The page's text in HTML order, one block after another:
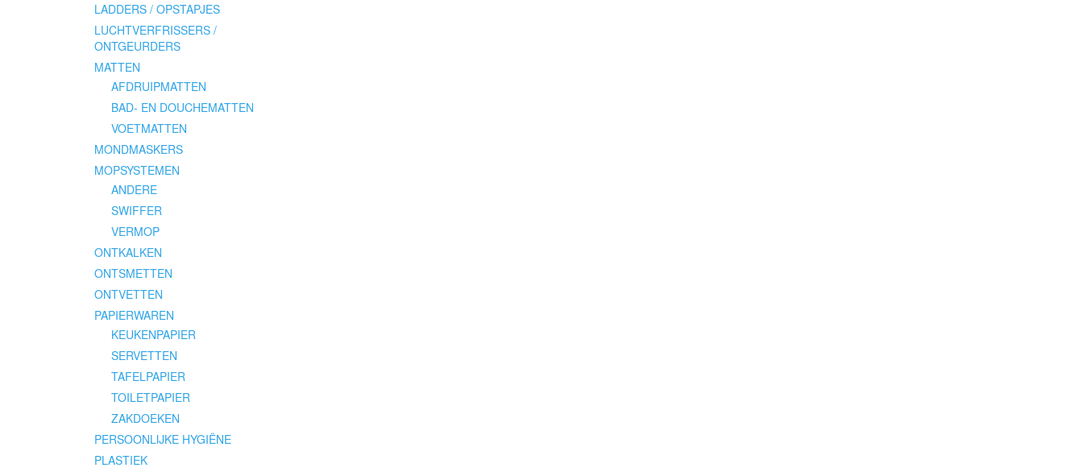
LADDERS / OPSTAPJES
LUCHTVERFRISSERS /
ONTGEURDERS
MATTEN
AFDRUIPMATTEN
BAD- EN DOUCHEMATTEN
VOETMATTEN
MONDMASKERS
MOPSYSTEMEN
ANDERE
SWIFFER
VERMOP
ONTKALKEN
ONTSMETTEN
ONTVETTEN
PAPIERWAREN
KEUKENPAPIER
SERVETTEN
TAFELPAPIER
TOILETPAPIER
ZAKDOEKEN
PERSOONLIJKE HYGIËNE
PLASTIEK